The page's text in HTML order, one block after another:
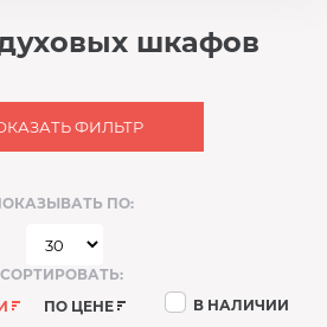
шкафов
ФИЛЬТР
ПО:
СОРТИРОВАТЬ:
ПО ЦЕНЕ В НАЛИЧИИ